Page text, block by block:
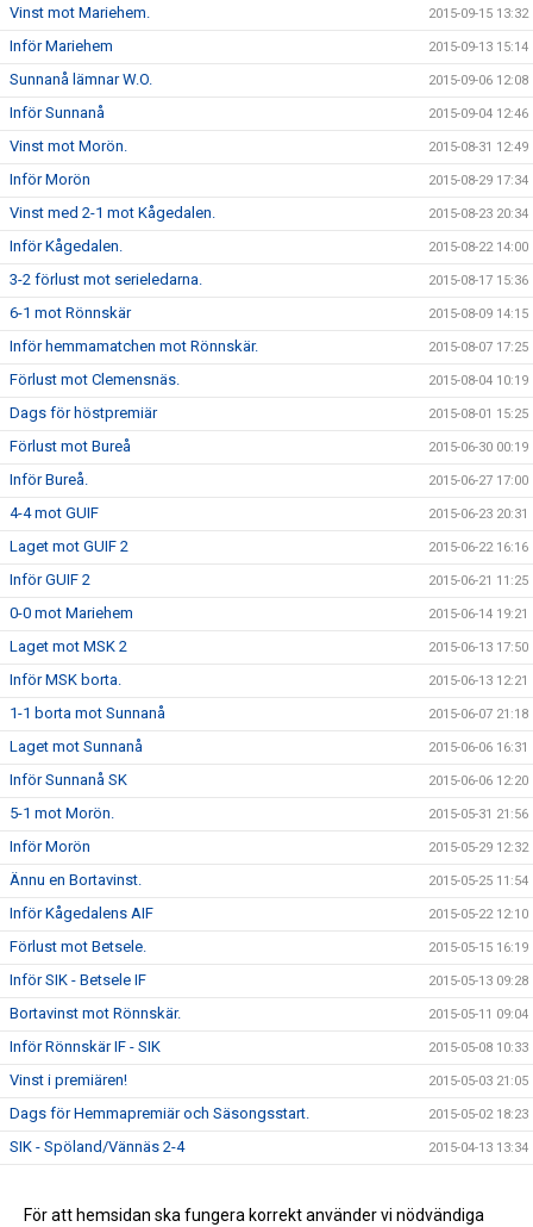
Vinst mot Mariehem. 2015-09-15 13:32
Inför Mariehem 2015-09-13 15:14
Sunnanå lämnar W.O. 2015-09-06 12:08
Inför Sunnanå 2015-09-04 12:46
Vinst mot Morön. 2015-08-31 12:49
Inför Morön 2015-08-29 17:34
Vinst med 2-1 mot Kågedalen. 2015-08-23 20:34
Inför Kågedalen. 2015-08-22 14:00
3-2 förlust mot serieledarna. 2015-08-17 15:36
6-1 mot Rönnskär 2015-08-09 14:15
Inför hemmamatchen mot Rönnskär. 2015-08-07 17:25
Förlust mot Clemensnäs. 2015-08-04 10:19
Dags för höstpremiär 2015-08-01 15:25
Förlust mot Bureå 2015-06-30 00:19
Inför Bureå. 2015-06-27 17:00
4-4 mot GUIF 2015-06-23 20:31
Laget mot GUIF 2 2015-06-22 16:16
Inför GUIF 2 2015-06-21 11:25
0-0 mot Mariehem 2015-06-14 19:21
Laget mot MSK 2 2015-06-13 17:50
Inför MSK borta. 2015-06-13 12:21
1-1 borta mot Sunnanå 2015-06-07 21:18
Laget mot Sunnanå 2015-06-06 16:31
Inför Sunnanå SK 2015-06-06 12:20
5-1 mot Morön. 2015-05-31 21:56
Inför Morön 2015-05-29 12:32
Ännu en Bortavinst. 2015-05-25 11:54
Inför Kågedalens AIF 2015-05-22 12:10
Förlust mot Betsele. 2015-05-15 16:19
Inför SIK - Betsele IF 2015-05-13 09:28
Bortavinst mot Rönnskär. 2015-05-11 09:04
Inför Rönnskär IF - SIK 2015-05-08 10:33
Vinst i premiären! 2015-05-03 21:05
Dags för Hemmapremiär och Säsongsstart. 2015-05-02 18:23
SIK - Spöland/Vännäs 2-4 2015-04-13 13:34
Vinst mot MSK2 2015-03-30 10:45
För att hemsidan ska fungera korrekt använder vi nödvändiga